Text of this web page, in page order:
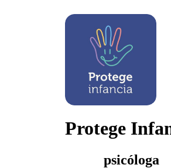
Protege
psicóloga